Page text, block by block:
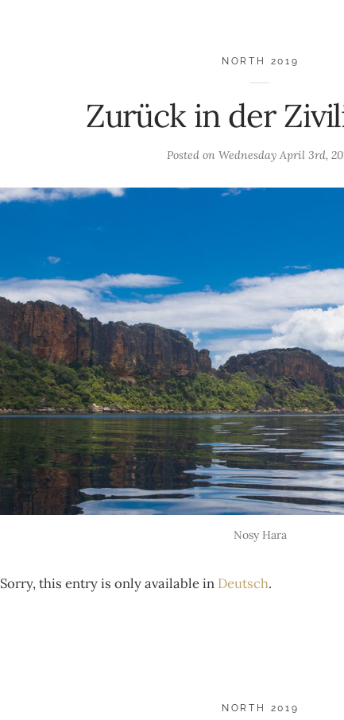
NORTH 2019
Zurück in der
Posted onWednesday April 3rd,
Nosy Hara
Sorry, this entry is only available in Deutsch.
NORTH 2019